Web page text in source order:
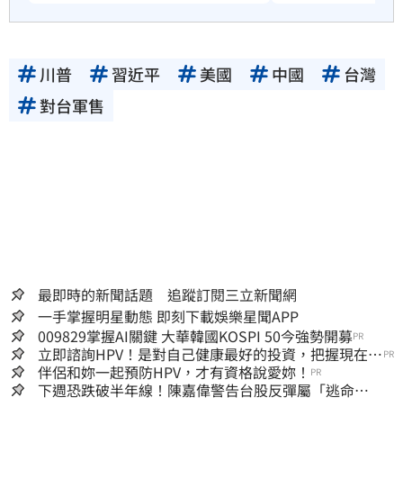
川普 習近平 美國 中國
台灣
對台軍售
最即時的新聞話題 追蹤訂閱三立新聞網
一手掌握明星動態 即刻下載娛樂星聞APP
009829掌握AI關鍵 大華韓國KOSPI 50今強勢開募PR
立即諮詢HPV！是對自己健康最好的投資，把握現在不
嫌晚！
PR
伴侶和妳一起預防HPV，才有資格說愛妳！ PR
下週恐跌破半年線！陳嘉偉警告台股反彈屬「逃命